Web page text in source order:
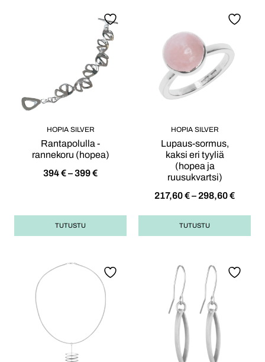
HOPIA SILVER
Rantapolulla -
rannekoru (hopea)
394€–399€
TUTUSTU
HOPIA SILVER
Lupaus-sormus,
kaksi eri tyyliä
(hopea ja
ruusukvartsi)
217,60€– 298,60€
TUTUSTU